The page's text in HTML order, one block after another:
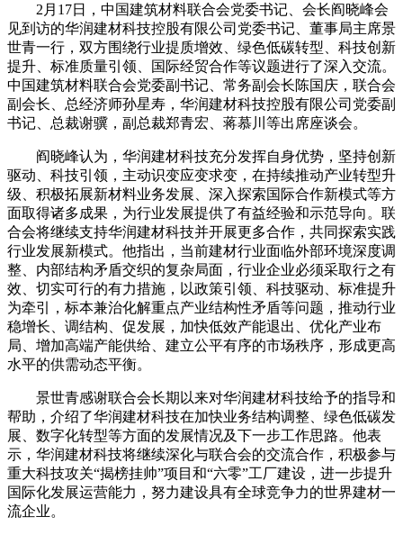
2月17日，中国建筑材料联合会党委书记、会长阎晓峰会
见到访的华润建材科技控股有限公司党委书记、董事局主席景
世青一行，双方围绕行业提质增效、绿色低碳转型、科技创新
提升、标准质量引领、国际经贸合作等议题进行了深入交流。
中国建筑材料联合会党委副书记、常务副会长陈国庆，联合会
副会长、总经济师孙星寿，华润建材科技控股有限公司党委副
书记、总裁谢骥，副总裁郑青宏、蒋慕川等出席座谈会。
阎晓峰认为，华润建材科技充分发挥自身优势，坚持创新
驱动、科技引领，主动识变应变求变，在持续推动产业转型升
级、积极拓展新材料业务发展、深入探索国际合作新模式等方
面取得诸多成果，为行业发展提供了有益经验和示范导向。联
合会将继续支持华润建材科技并开展更多合作，共同探索实践
行业发展新模式。他指出，当前建材行业面临外部环境深度调
整、内部结构矛盾交织的复杂局面，行业企业必须采取行之有
效、切实可行的有力措施，以政策引领、科技驱动、标准提升
为牵引，标本兼治化解重点产业结构性矛盾等问题，推动行业
稳增长、调结构、促发展，加快低效产能退出、优化产业布
局、增加高端产能供给、建立公平有序的市场秩序，形成更高
水平的供需动态平衡。
景世青感谢联合会长期以来对华润建材科技给予的指导和
帮助，介绍了华润建材科技在加快业务结构调整、绿色低碳发
展、数字化转型等方面的发展情况及下一步工作思路。他表
示，华润建材科技将继续深化与联合会的交流合作，积极参与
重大科技攻关“揭榜挂帅”项目和“六零”工厂建设，进一步提升
国际化发展运营能力，努力建设具有全球竞争力的世界建材一
流企业。